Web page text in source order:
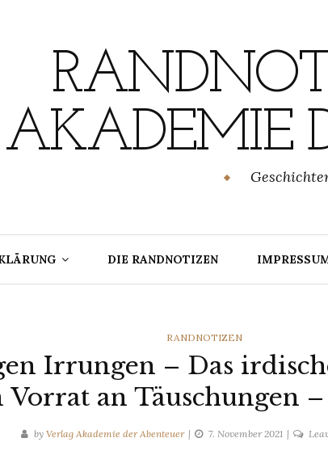
AKADEMIE
DIE RANDNOTIZEN
CATEGORIES
RANDNOTIZEN
Irrungen – Das
Vorrat an Täuschungen
by Verlag Akademie der Abenteuer 7. November 2021